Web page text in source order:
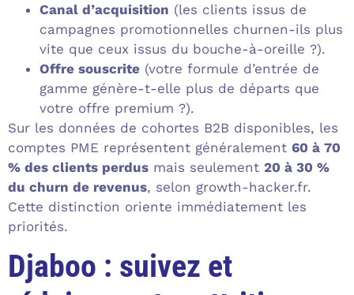
Canal d’acquisition (les clients issus de
campagnes promotionnelles churnen-ils plus
vite que ceux issus du bouche-à-oreille ?).
Offre souscrite (votre formule d’entrée de
gamme génère-t-elle plus de départs que
votre offre premium ?).
Sur les données de cohortes B2B disponibles, les
comptes PME représentent généralement 60 à 70
% des clients perdus mais seulement 20 à 30 %
du churn de revenus, selon growth-hacker.fr.
Cette distinction oriente immédiatement les
priorités.
Djaboo : suivez et